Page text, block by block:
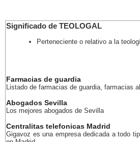
Significado de TEOLOGAL
Perteneciente o relativo a la
Farmacias de guardia
Listado de farmacias de guardia, farmacias
Abogados Sevilla
Los mejores abogados de Sevilla
Centralitas telefonicas Madrid
Gigavoz es una empresa dedicada a todo